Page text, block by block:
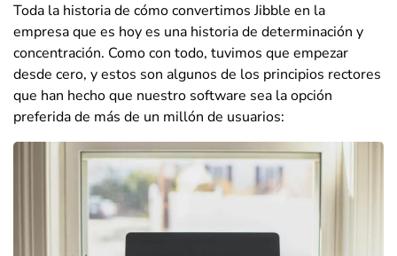
Toda la historia de cómo convertimos Jibble en la
empresa que es hoy es una historia de determinación y
concentración. Como con todo, tuvimos que empezar
desde cero, y estos son algunos de los principios rectores
que han hecho que nuestro software sea la opción
preferida de más de un millón de usuarios: